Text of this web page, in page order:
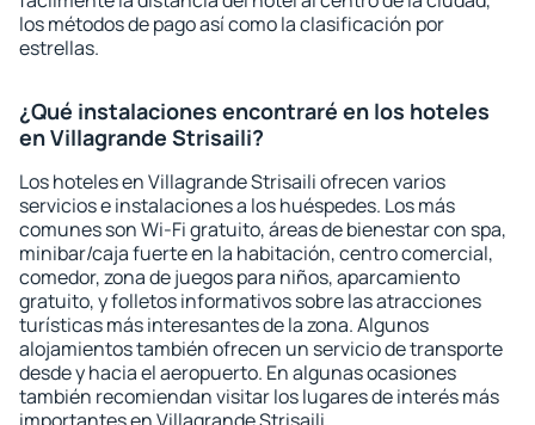
los métodos de pago así como la clasificación por
estrellas.
¿Qué instalaciones encontraré en los hoteles
en Villagrande Strisaili?
Los hoteles en Villagrande Strisaili ofrecen varios
servicios e instalaciones a los huéspedes. Los más
comunes son Wi-Fi gratuito, áreas de bienestar con spa,
minibar/caja fuerte en la habitación, centro comercial,
comedor, zona de juegos para niños, aparcamiento
gratuito, y folletos informativos sobre las atracciones
turísticas más interesantes de la zona. Algunos
alojamientos también ofrecen un servicio de transporte
desde y hacia el aeropuerto. En algunas ocasiones
también recomiendan visitar los lugares de interés más